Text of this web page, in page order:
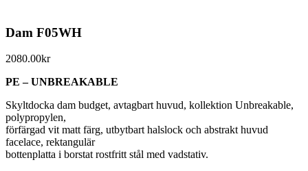
Dam F05WH
2080.00kr
PE – UNBREAKABLE
Skyltdocka dam budget, avtagbart huvud, kollektion Unbreakable,
polypropylen,
förfärgad vit matt färg, utbytbart halslock och abstrakt huvud
facelace, rektangulär
bottenplatta i borstat rostfritt stål med vadstativ.